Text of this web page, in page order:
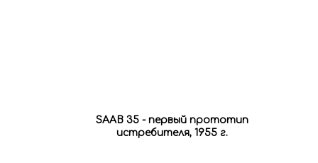
SAAB 35 - первый прототип
истребителя, 1955 г.